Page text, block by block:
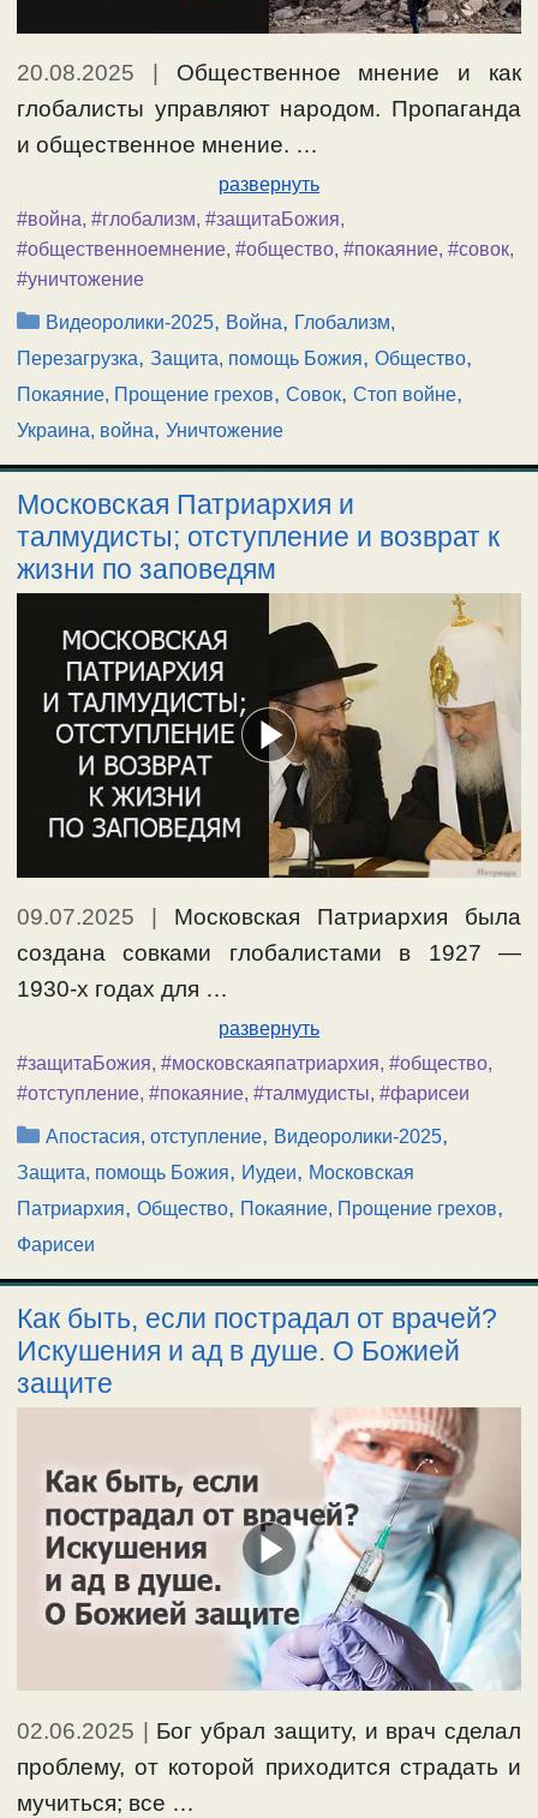
20.08.2025
Общественное мнение и как
глобалисты управляют народом. Пропаганда
и общественное мнение. …
развернуть
#война, #глобализм, #защитаБожия,
#общественноемнение, #общество, #покаяние, #совок,
#уничтожение
Рубрики
Видеоролики-2025, Война, Глобализм,
Перезагрузка, Защита, помощь Божия, Общество,
Покаяние, Прощение грехов, Совок, Стоп войне,
Украина, война, Уничтожение
Московская Патриархия и
талмудисты; отступление и возврат к
жизни по заповедям
09.07.2025
Московская Патриархия была
создана совками глобалистами в 1927 —
1930-х годах для …
развернуть
#защитаБожия, #московскаяпатриархия, #общество,
#отступление, #покаяние, #талмудисты, #фарисеи
Рубрики
Апостасия, отступление, Видеоролики-2025,
Защита, помощь Божия, Иудеи, Московская
Патриархия, Общество, Покаяние, Прощение грехов,
Фарисеи
Как быть, если пострадал от врачей?
Искушения и ад в душе. О Божией
защите
02.06.2025 | Бог убрал защиту, и врач сделал
проблему, от которой приходится страдать и
мучиться; все …